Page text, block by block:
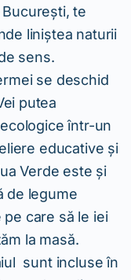
te
liniștea naturii
sens.
se deschid
putea
într-un
educative și
Verde este și
de legume
care să le iei
la masă.
sunt incluse în